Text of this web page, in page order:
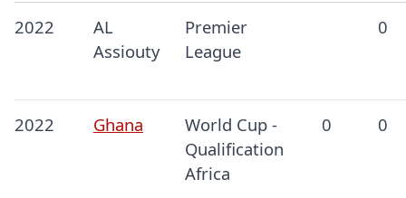
2022
AL
Assiouty
Premier
League
0
2022 Ghana
World Cup -
Qualification
Africa
0 0